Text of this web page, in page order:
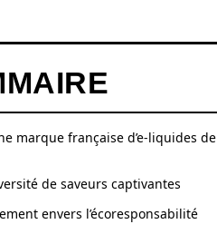
marque française d’e-liquides de
de saveurs captivantes
envers l’écoresponsabilité